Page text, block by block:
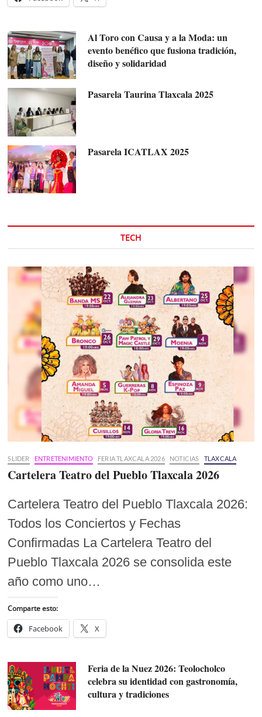
Al Toro con Causa y a la Moda: un
evento benéfico que fusiona tradición,
diseño y solidaridad
Pasarela Taurina Tlaxcala 2025
Pasarela ICATLAX 2025
TECH
SLIDER ENTRETENIMIENTO FERIA TLAXCALA 2026 NOTICIAS TLAXCALA
Cartelera Teatro del Pueblo Tlaxcala 2026
Cartelera Teatro del Pueblo Tlaxcala 2026:
Todos los Conciertos y Fechas
Confirmadas La Cartelera Teatro del
Pueblo Tlaxcala 2026 se consolida este
año como uno…
Comparte esto:
Facebook X
Feria de la Nuez 2026: Teolocholco
celebra su identidad con gastronomía,
cultura y tradiciones